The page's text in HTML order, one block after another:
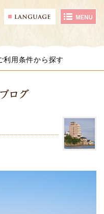
利用条件から探す
ログ